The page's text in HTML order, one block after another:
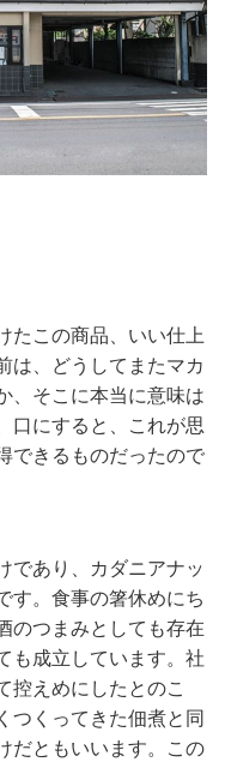
たこの商品、いい仕上
は、どうしてまたマカ
、そこに本当に意味は
口にすると、これが思
できるものだったので
であり、カダニアナッ
す。食事の箸休めにち
のつまみとしても存在
も成立しています。社
控えめにしたとのこ
つくってきた佃煮と同
だともいいます。この